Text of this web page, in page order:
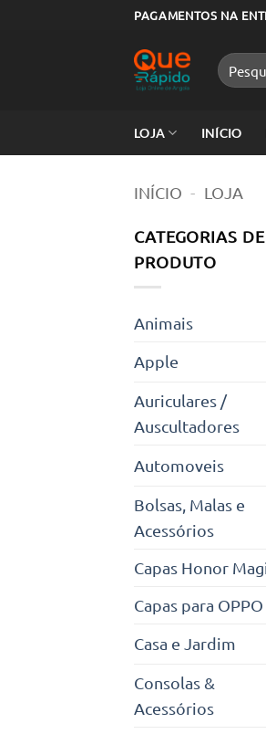
PAGAMENTOS NA
Pesquisar
por:
LOJA INÍCIO
INÍCIO - LOJA
CATEGORIAS DE
PRODUTO
Animais
Apple
Auriculares /
Auscultadores
Automoveis
Bolsas, Malas e
Acessórios
Capas Honor
Capas para OPPO
Casa e Jardim
Consolas &
Acessórios